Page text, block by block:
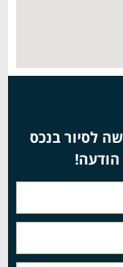
לסיור בנכס
הודעה!